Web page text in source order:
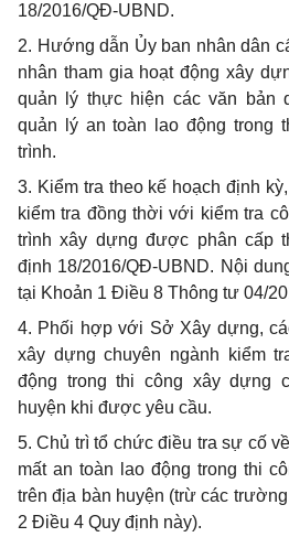
18/2016/QĐ-UBND.
2. Hướng dẫn Ủy ban nhân dân
nhân tham gia hoạt động xây
quản lý thực hiện các văn bản
quản lý an toàn lao động trong
trình.
3. Kiểm tra theo kế hoạch định
kiểm tra đồng thời với kiểm tra
trình xây dựng được phân cấp
định 18/2016/QĐ-UBND. Nội
tại Khoản 1 Điều 8 Thông tư 04/
4. Phối hợp với Sở Xây dựng,
xây dựng chuyên ngành kiểm
động trong thi công xây dựng
huyện khi được yêu cầu.
5. Chủ trì tổ chức điều tra sự cố
mất an toàn lao động trong thi
trên địa bàn huyện (trừ các
2 Điều 4 Quy định này).